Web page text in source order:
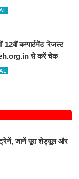
12वीं कम्पार्टमेंट रिजल्ट
से करें चेक
ट्रेनें, जानें पूरा शेड्यूल और